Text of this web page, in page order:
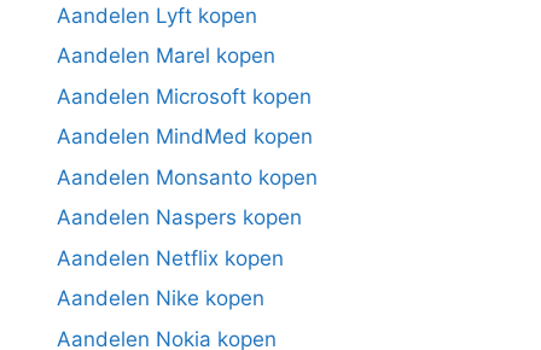
Aandelen Lyft kopen
Aandelen Marel kopen
Aandelen Microsoft kopen
Aandelen MindMed kopen
Aandelen Monsanto kopen
Aandelen Naspers kopen
Aandelen Netflix kopen
Aandelen Nike kopen
Aandelen Nokia kopen